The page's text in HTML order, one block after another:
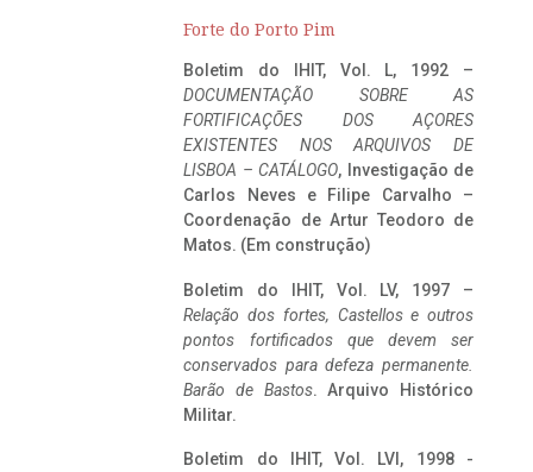
Forte do Porto Pim
Boletim do IHIT, Vol. L, 1992 –
DOCUMENTAÇÃO SOBRE AS
FORTIFICAÇÕES DOS AÇORES
EXISTENTES NOS ARQUIVOS DE
LISBOA – CATÁLOGO, Investigação de
Carlos Neves e Filipe Carvalho –
Coordenação de Artur Teodoro de
Matos. (Em construção)
Boletim do IHIT, Vol. LV, 1997 –
Relação dos fortes, Castellos e outros
pontos fortificados que devem ser
conservados para defeza permanente.
Barão de Bastos. Arquivo Histórico
Militar.
Boletim do IHIT, Vol. LVI, 1998 -